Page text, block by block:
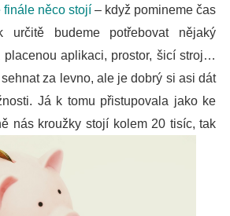
finále něco stojí – když pomineme čas
určitě budeme potřebovat nějaký
placenou aplikaci, prostor, šicí stroj…
za levno, ale je dobrý si asi dát
Já k tomu přistupovala jako ke
nás kroužky stojí kolem 20 tisíc, tak